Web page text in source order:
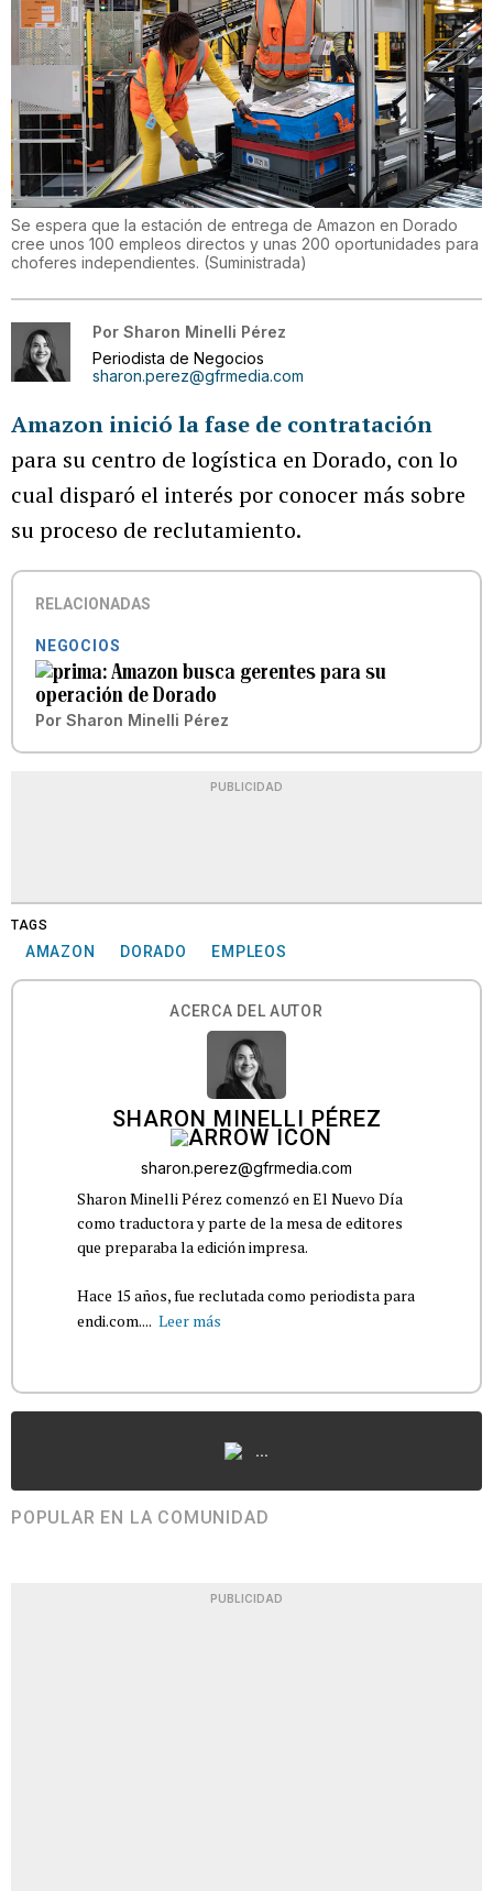
Se espera que la estación de entrega de Amazon en Dorado
cree unos 100 empleos directos y unas 200 oportunidades para
choferes independientes. (Suministrada)
Por Sharon Minelli Pérez
Periodista de Negocios
sharon.perez@gfrmedia.com
Amazon inició la fase de contratación
para su centro de logística en Dorado, con lo
cual disparó el interés por conocer más sobre
su proceso de reclutamiento.
RELACIONADAS
NEGOCIOS
Amazon busca gerentes para su
operación de Dorado
Por Sharon Minelli Pérez
PUBLICIDAD
TAGS
AMAZON DORADO EMPLEOS
ACERCA DEL AUTOR
SHARON MINELLI PÉREZ
sharon.perez@gfrmedia.com
Sharon Minelli Pérez comenzó en El Nuevo Día
como traductora y parte de la mesa de editores
que preparaba la edición impresa.
Hace 15 años, fue reclutada como periodista para
endi.com.... Leer más
...
POPULAR EN LA COMUNIDAD
PUBLICIDAD